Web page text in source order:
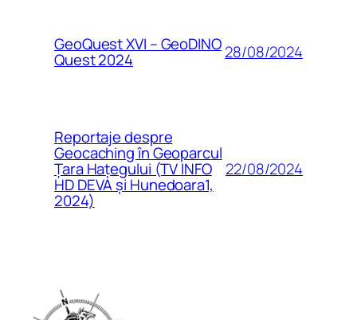
GeoQuest XVI – GeoDINO
Quest 2024 28/08/2024
Reportaje despre
Geocaching în Geoparcul
Țara Hațegului (TV INFO
HD DEVA și Hunedoara1,
2024)
22/08/2024